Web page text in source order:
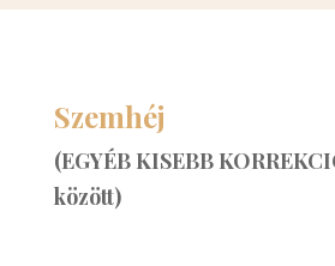
Szemhéj
(EGYÉB KISEBB
között)